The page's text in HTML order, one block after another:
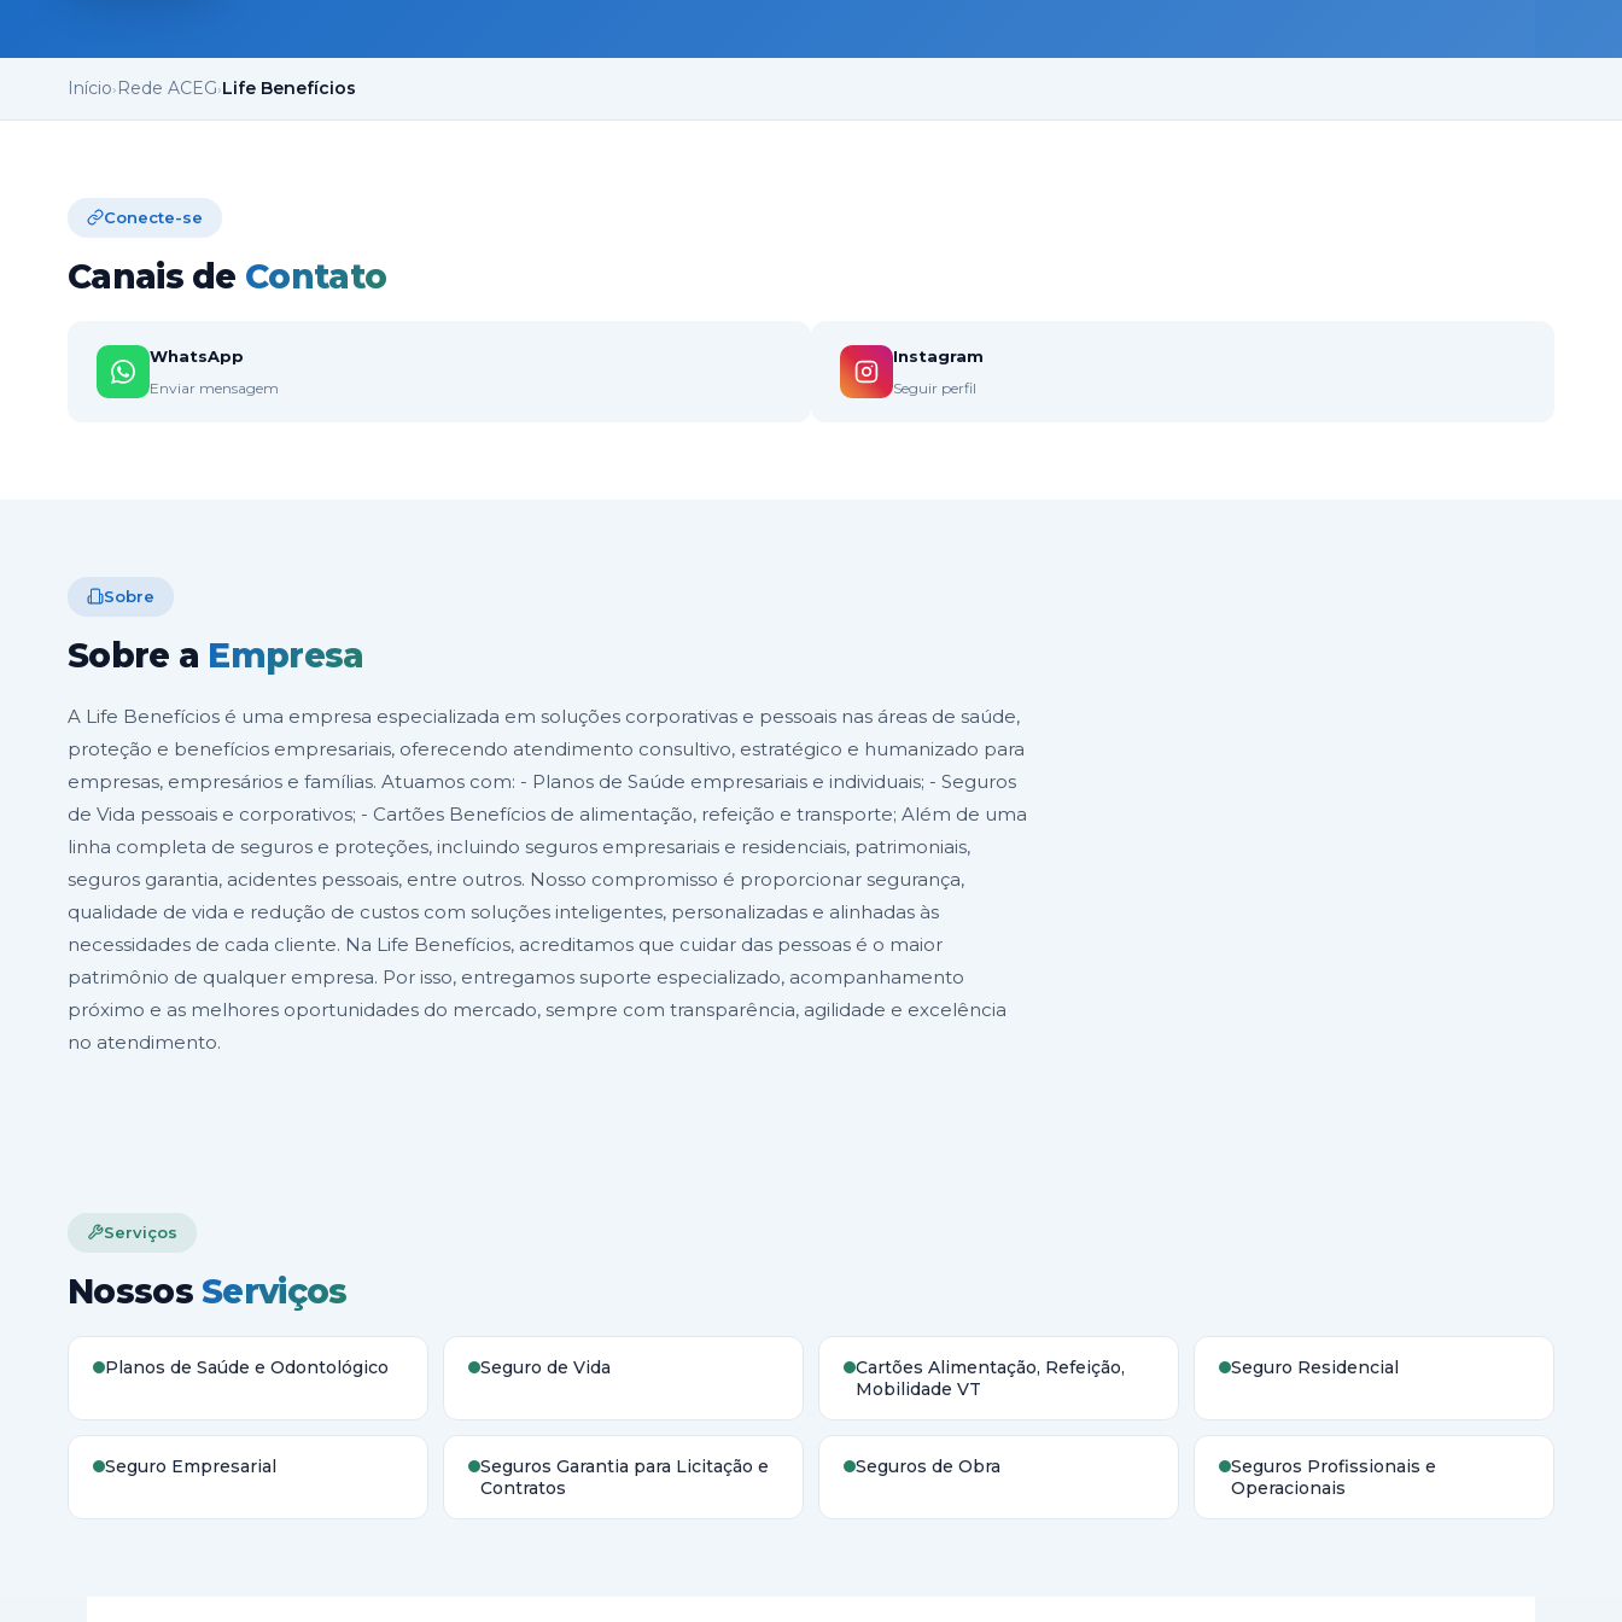
Início› Rede ACEG›Life Benefícios
Conecte-se
Canais de Contato
WhatsApp
Enviar mensagem
Instagram
Seguir perfil
Sobre
Sobre a Empresa
A Life Benefícios é uma empresa especializada em soluções corporativas e pessoais nas áreas de saúde,
proteção e benefícios empresariais, oferecendo atendimento consultivo, estratégico e humanizado para
empresas, empresários e famílias. Atuamos com: - Planos de Saúde empresariais e individuais; - Seguros
de Vida pessoais e corporativos; - Cartões Benefícios de alimentação, refeição e transporte; Além de uma
linha completa de seguros e proteções, incluindo seguros empresariais e residenciais, patrimoniais,
seguros garantia, acidentes pessoais, entre outros. Nosso compromisso é proporcionar segurança,
qualidade de vida e redução de custos com soluções inteligentes, personalizadas e alinhadas às
necessidades de cada cliente. Na Life Benefícios, acreditamos que cuidar das pessoas é o maior
patrimônio de qualquer empresa. Por isso, entregamos suporte especializado, acompanhamento
próximo e as melhores oportunidades do mercado, sempre com transparência, agilidade e excelência
no atendimento.
Serviços
NossosServiços
Planos de Saúde e Odontológico Seguro de Vida
Cartões Alimentação, Refeição,
Mobilidade VT
Seguro Residencial
Seguro Empresarial
Seguros Garantia para Licitação e
Contratos
Seguros de Obra
Seguros Profissionais e
Operacionais